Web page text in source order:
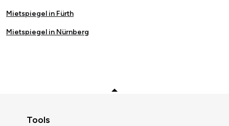
Mietspiegel in Fürth
Mietspiegel in Nürnberg
Tools